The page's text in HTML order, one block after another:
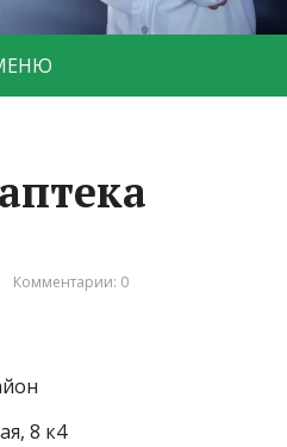
Комментарии: 0
8 к4